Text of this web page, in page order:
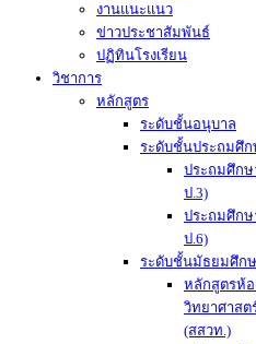
งานแนะแนว
ข่าวประชาสัมพันธ์
ปฏิทินโรงเรียน
วิชาการ
หลักสูตร
ระดับชั้นอนุบาล
ระดับชั้นประถมศึก
ประถมศึกษ
ป.3)
ประถมศึกษ
ป.6)
ระดับชั้นมัธยมศึก
หลักสูตรห้อ
วิทยาศาส
(สสวท.)